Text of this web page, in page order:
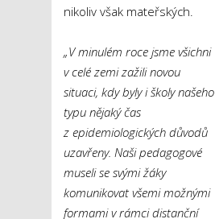
nikoliv však mateřských.
„V minulém roce jsme všichni
v celé zemi zažili novou
situaci, kdy byly i školy našeho
typu nějaký čas
z epidemiologických důvodů
uzavřeny. Naši pedagogové
museli se svými žáky
komunikovat všemi možnými
formami v rámci distanční